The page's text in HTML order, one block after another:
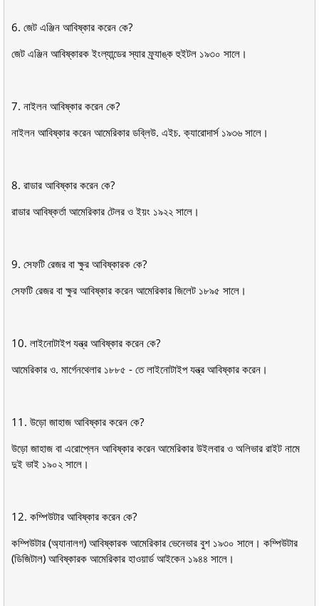
6. জেট এঞ্জিন আবিষ্কার করেন কে?
জেট এঞ্জিন আবিষ্কারক ইংল্যান্ডের স্যার ফ্র্যাঙ্ক হুইটল ১৯৩০ সালে।
7. নাইলন আবিষ্কার করেন কে?
নাইলন আবিষ্কার করেন আমেরিকার ডব্লিউ. এইচ. ক্যারােদার্স ১৯৩৬ সালে।
8. রাডার আবিষ্কার করেন কে?
রাডার আবিষ্কর্তা আমেরিকার টেলর ও ইয়ং ১৯২২ সালে।
9. সেফটি রেজর বা ক্ষুর আবিষ্কারক কে?
সেফটি রেজর বা ক্ষুর আবিষ্কার করেন আমেরিকার জিলেট ১৮৯৫ সালে।
10. লাইনােটাইপ যন্ত্র আবিষ্কার করেন কে?
আমেরিকার ও. মার্গেনথেলার ১৮৮৫ - তে লাইনােটাইপ যন্ত্র আবিষ্কার করেন।
11. উড়াে জাহাজ আবিষ্কার করেন কে?
উড়াে জাহাজ বা এরােপ্লেন আবিষ্কার করেন আমেরিকার উইলবার ও অলিভার রাইট নামে
দুই ভাই ১৯০২ সালে।
12. কম্পিউটার আবিষ্কার করেন কে?
কম্পিউটার (অ্যানালগ) আবিষ্কারক আমেরিকার ভেনেভার বুশ ১৯৩০ সালে। কম্পিউটার
(ডিজিটাল) আবিষ্কারক আমেরিকার হাওয়ার্ড আইকেন ১৯৪৪ সালে।